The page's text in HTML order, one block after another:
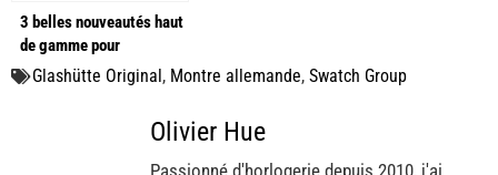
3 belles nouveautés haut
de gamme pour
commencer mai !
Glashütte Original, Montre allemande, Swatch Group
Olivier Hue
Passionné d'horlogerie depuis 2010, j'ai